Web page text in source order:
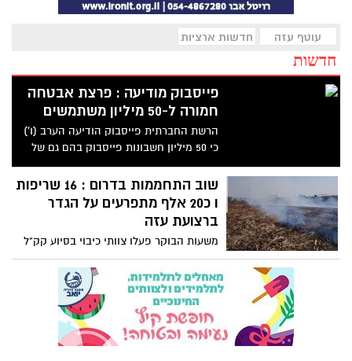
עוטף עזה חדשות ארציות
חדשות
פייסבוק מודיעה : פרצת אבטחה
חמורה ל-50 מיליון משתמשים
הרשת החברתית פייסבוק הודיעה הערב (ו')
כי 50 מיליון חשבונות פייסבוק בהם גם של
משתמשים ישראלים נפרצו ע"י אקרים.
שוב התחממות בדרום : 16 שריפות
ו כ20 אלף מתפרעים על הגדר
ברצועת עזה
משעות הבוקר פעלו צוותי כיבוי בסיוע קק"ל
רט"ג ורבשצים בגזרת העוטף ב 16 שריפות
אשר נגרמו כתוצאה משיגור בלוני תבערה
לעבר ישראל, כ-20 אלף פלסטינים התפרעו
במספר מוקדים לאורך הגדר ברצועת עזה,
מצה"ל נמסר כי תקף עמדת חמאס